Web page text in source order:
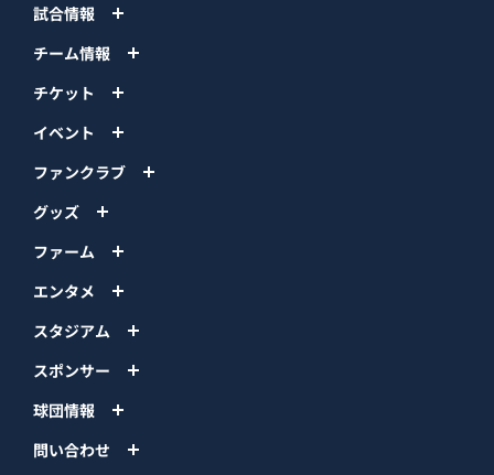
試合情報
チーム情報
チケット
イベント
ファンクラブ
グッズ
ファーム
エンタメ
スタジアム
スポンサー
球団情報
問い合わせ